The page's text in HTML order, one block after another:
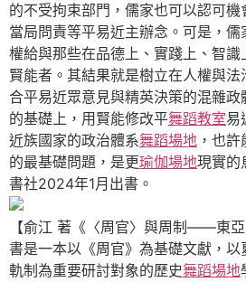
的不受拘束部門，儒家也可以認可
當局問責等平易近主辦念。可是，
權給與那些在品德上、實踐上、智
賢能者。其結果就是樹立在人權與法
合平易近眾意見與精英決策的混雜
的基礎上，用賢能修改平舞蹈教室易
近族國家的政治體系舞蹈場地 ，也
的最基礎問題，是更瑜伽場地現實的
書社2024年1月出書。
【俞江 著《〈周官〉與周制——東
書是一本以《周官》為基礎文獻，
軌制為重要研討對象的歷史舞蹈場地